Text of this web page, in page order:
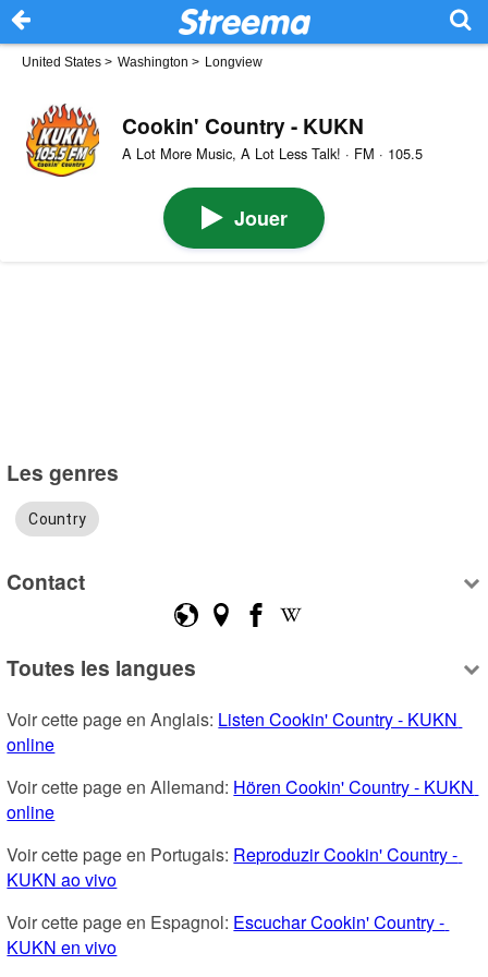
United States > Washington > Longview
Cookin' Country - KUKN
A Lot More Music, A Lot Less Talk! · FM · 105.5
Jouer
Les genres
Country
Contact
Toutes les langues
Voir cette page en Anglais: Listen Cookin' Country - KUKN
online
Voir cette page en Allemand: Hören Cookin' Country - KUKN
online
Voir cette page en Portugais: Reproduzir Cookin' Country -
KUKN ao vivo
Voir cette page en Espagnol: Escuchar Cookin' Country -
KUKN en vivo